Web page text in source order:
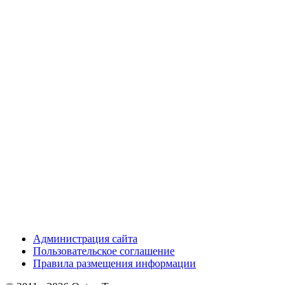
Администрация сайта
Пользовательское соглашение
Правила размещения информации